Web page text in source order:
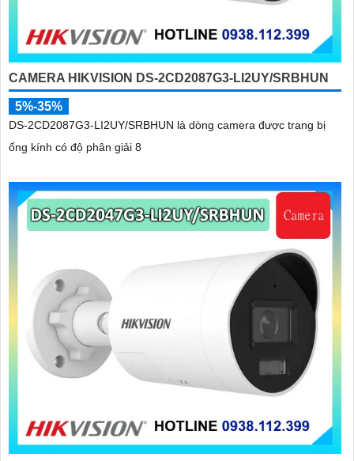
CAMERA HIKVISION DS-2CD2087G3-LI2UY/SRBHUN
5%-35%
DS-2CD2087G3-LI2UY/SRBHUN là dòng camera được trang bị
ống kính có độ phân giải 8